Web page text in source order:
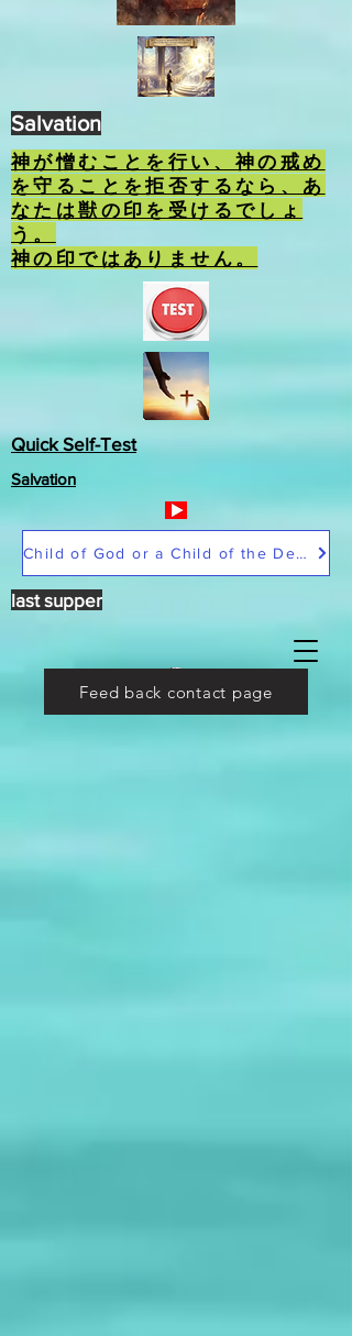
神が憎むことを行い、神の戒め
を守ることを拒否するなら、あ
なたは獣の印を受けるでしょ
う。
神の印ではありません。
Quick Self-Test
Salvation
Salvation
Child of God or a Child of the Devil
last supper
Feed back contact page